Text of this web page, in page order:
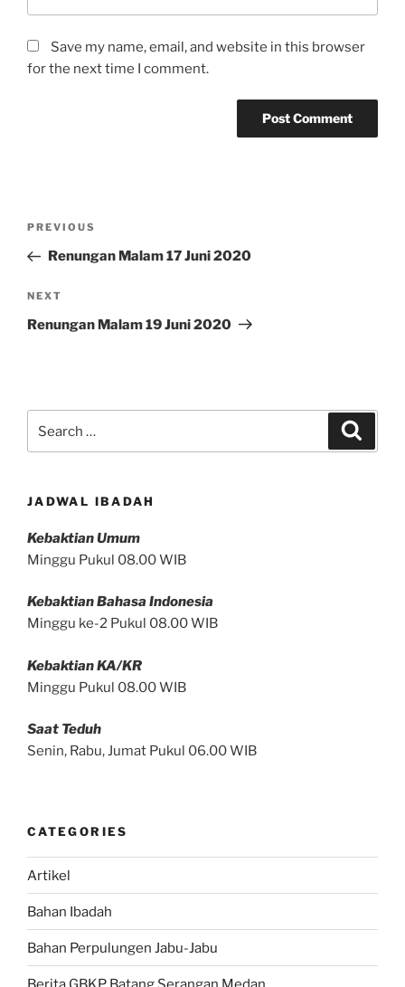
Save my name, email, and website in this browser
for the next time I comment.
Previous
Post
PREVIOUS
Renungan Malam 17 Juni 2020
Next
Post
NEXT
Renungan Malam 19 Juni 2020
for:
JADWAL IBADAH
Kebaktian Umum
Minggu Pukul 08.00 WIB
Kebaktian Bahasa Indonesia
Minggu ke-2 Pukul 08.00 WIB
Kebaktian KA/KR
Minggu Pukul 08.00 WIB
Saat Teduh
Senin, Rabu, Jumat Pukul 06.00 WIB
CATEGORIES
Artikel
Bahan Ibadah
Bahan Perpulungen Jabu-Jabu